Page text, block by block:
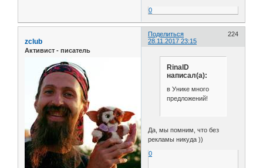
0
Поделиться
224
28.11.2017 23:15
zclub
Активист - писатель
RinalD
написал(а):
в Унике много
предложений!
Да, мы помним, что без
рекламы никуда ))
0